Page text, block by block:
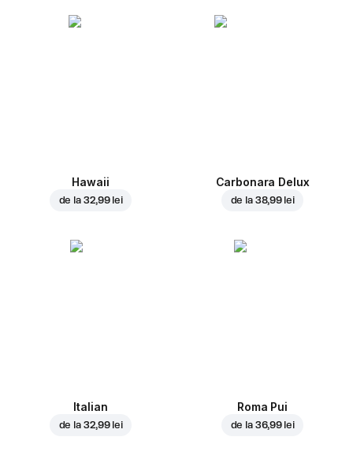
Hawaii
de la 32,99 lei
Carbonara Delux
de la 38,99 lei
Italian
de la 32,99 lei
Roma Pui
de la 36,99 lei